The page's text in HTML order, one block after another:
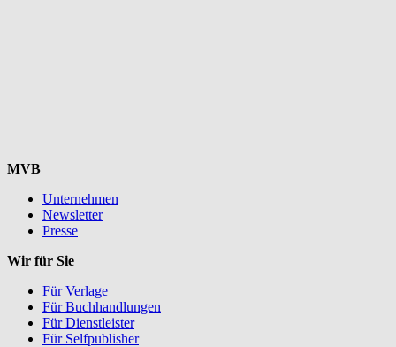
MVB
Unternehmen
Newsletter
Presse
Wir für Sie
Für Verlage
Für Buchhandlungen
Für Dienstleister
Für Selfpublisher